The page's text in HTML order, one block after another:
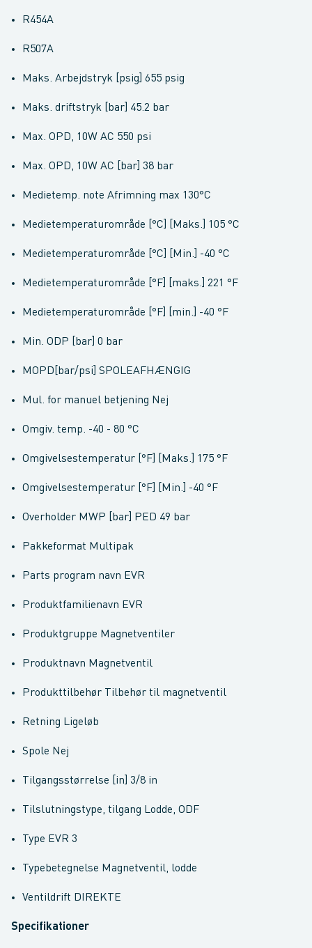
R454A
R507A
Maks. Arbejdstryk [psig] 655 psig
Maks. driftstryk [bar] 45.2 bar
Max. OPD, 10W AC 550 psi
Max. OPD, 10W AC [bar] 38 bar
Medietemp. note Afrimning max 130°C
Medietemperaturområde [°C] [Maks.] 105 °C
Medietemperaturområde [°C] [Min.] -40 °C
Medietemperaturområde [°F] [maks.] 221 °F
Medietemperaturområde [°F] [min.] -40 °F
Min. ODP [bar] 0 bar
MOPD[bar/psi] SPOLEAFHÆNGIG
Mul. for manuel betjening Nej
Omgiv. temp. -40 - 80 °C
Omgivelsestemperatur [°F] [Maks.] 175 °F
Omgivelsestemperatur [°F] [Min.] -40 °F
Overholder MWP [bar] PED 49 bar
Pakkeformat Multipak
Parts program navn EVR
Produktfamilienavn EVR
Produktgruppe Magnetventiler
Produktnavn Magnetventil
Produkttilbehør Tilbehør til magnetventil
Retning Ligeløb
Spole Nej
Tilgangsstørrelse [in] 3/8 in
Tilslutningstype, tilgang Lodde, ODF
Type EVR 3
Typebetegnelse Magnetventil, lodde
Ventildrift DIREKTE
Specifikationer